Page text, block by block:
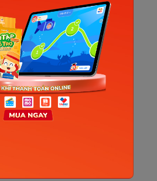
nhiều gia
, hướng đến
đang được
quaMonkey
thú vị trong mỗi
một cách chủ